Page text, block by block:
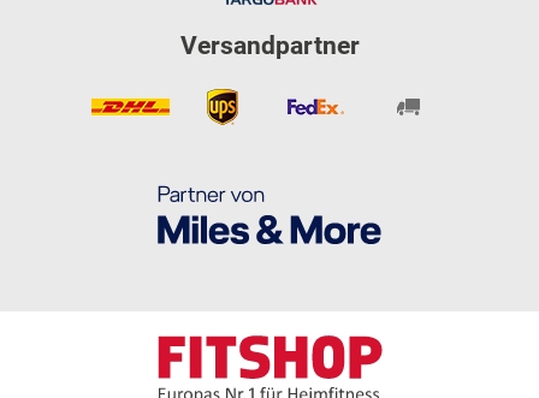
Versandpartner